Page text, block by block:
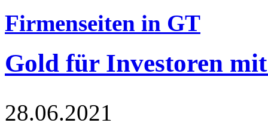
Firmenseiten in GT
Gold für Investoren
28.06.2021